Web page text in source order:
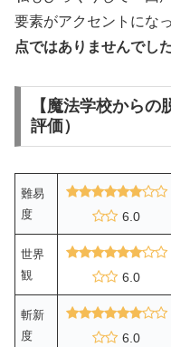
要素がアクセントにな
点ではありませんでし
【魔法学校から
評価）
難易
度
6.0
世界
観
6.0
斬新
度
6.0